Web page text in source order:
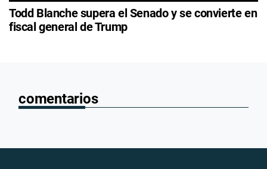
Todd Blanche supera el Senado y se convierte en
fiscal general de Trump
comentarios